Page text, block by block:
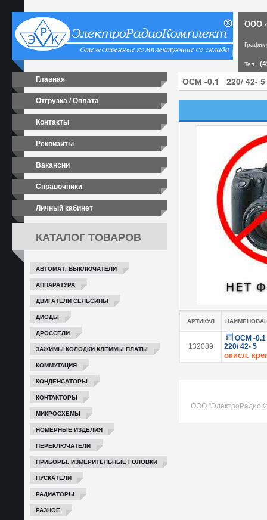
ООО
Тел.:
Главная
Отгрузка / Оплата
Контакты
Реквизиты
Вакансии
Справочники
Личный кабинет
КАТАЛОГ ТОВАРОВ
АВТОМАТ. ВЫКЛЮЧАТЕЛИ
АППАРАТУРА
ДВИГАТЕЛИ СЕЛЬСИНЫ
ДИОДЫ
ДРОССЕЛИ
ЗАЖИМЫ КОЛОДКИ КЛЕММЫ ПЛАТЫ
КОММУТАЦИЯ
КОНДЕНСАТОРЫ
КОНТАКТОРЫ
МИКРОСХЕМЫ
НОМЕРНЫЕ ИЗДЕЛИЯ
ПЕРЕКЛЮЧАТЕЛИ
ПРИБОРЫ. ИЗМЕРИТЕЛЬНЫЕ ГОЛОВКИ
ПУСКАТЕЛИ
РАДИАТОРЫ
РАЗНОЕ
АРТИКУЛ
132089
ОСМ -0.1
220/ 42- 5
окисл.
ООО